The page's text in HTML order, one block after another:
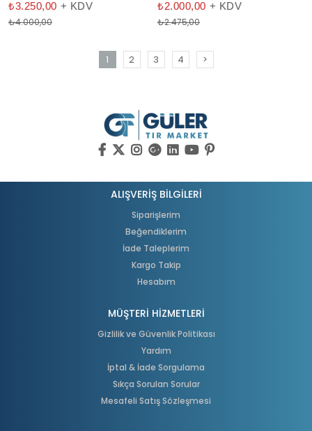
₺3.250,00 + KDV
₺4.000,00
₺2.000,00 + KDV
₺2.475,00
1 2 3 4 >
ALIŞVERİŞ BİLGİLERİ
Siparişlerim
Beğendiklerim
İade Taleplerim
Kargo Takip
Hesabım
MÜŞTERİ HİZMETLERİ
Gizlilik ve Güvenlik Politikası
Yardım
İptal & İade Sorgulama
Sıkça Sorulan Sorular
Mesafeli Satış Sözleşmesi